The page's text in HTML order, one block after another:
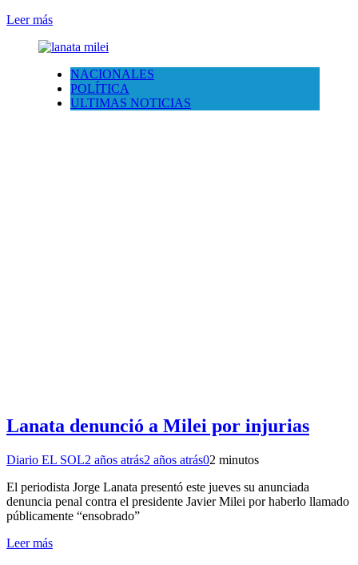
Leer más
NACIONALES
POLÍTICA
ULTIMAS NOTICIAS
Lanata denunció a Milei por injurias
Diario EL SOL2 años atrás2 años atrás02 minutos
El periodista Jorge Lanata presentó este jueves su anunciada
denuncia penal contra el presidente Javier Milei por haberlo llamado
públicamente “ensobrado”
Leer más